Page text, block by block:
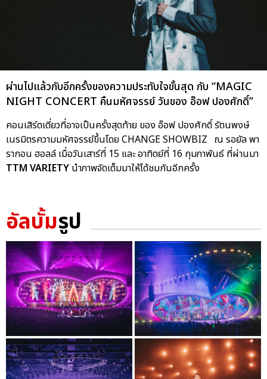
ผ่านไปแล้วกับอีกครั้งของความประทับใจขั้นสุด กับ “MAGIC
NIGHT CONCERT คืนมหัศจรรย์ วันของ อ๊อฟ ปองศักดิ์”
คอนเสิร์ตเดี่ยวที่อาจเป็นครั้งสุดท้าย ของ อ๊อฟ ปองศักดิ์ รัตนพงษ์
เนรมิตรความมหัศจรรย์ขึ้นโดย CHANGE SHOWBIZ ณ รอยัล พา
รากอน ฮอลล์ เมื่อวันเสาร์ที่ 15 และ อาทิตย์ที่ 16 กุมภาพันธ์ ที่ผ่านมา
TTM VARIETY นำภาพจัดเต็มมาให้ได้ชมกันอีกครั้ง
อัลบั้มรูป